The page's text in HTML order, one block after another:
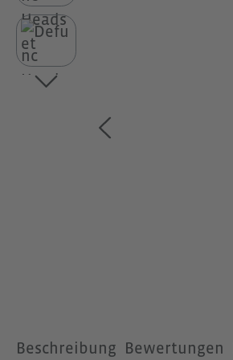
Beschreibung Bewertungen